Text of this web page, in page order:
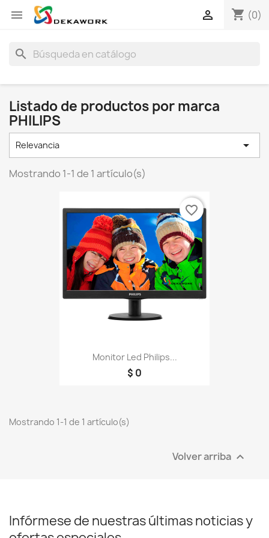
 shopping_cart (0)

search
Listado de productos por marca
PHILIPS
Relevancia 
Mostrando 1-1 de 1 artículo(s)
Monitor Led Philips...
$ 0
favorite_border
Mostrando 1-1 de 1 artículo(s)
Volver arriba 
Infórmese de nuestras últimas noticias y